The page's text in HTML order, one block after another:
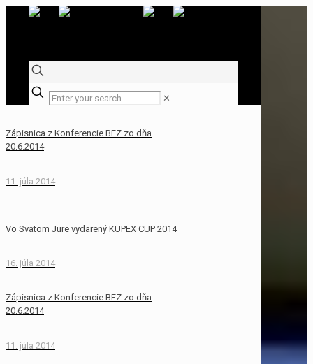
✕
Zápisnica z Konferencie BFZ zo dňa
20.6.2014
11. júla 2014
Vo Svätom Jure vydarený KUPEX CUP 2014
16. júla 2014
Zápisnica z Konferencie BFZ zo dňa
20.6.2014
11. júla 2014